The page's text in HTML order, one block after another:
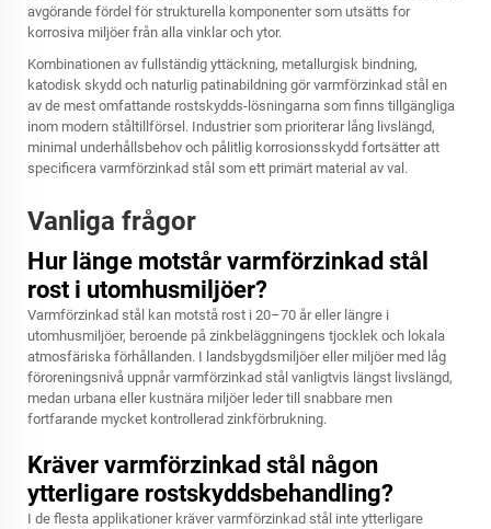
avgörande fördel för strukturella komponenter som utsätts for
korrosiva miljöer från alla vinklar och ytor.
Kombinationen av fullständig yttäckning, metallurgisk bindning,
katodisk skydd och naturlig patinabildning gör varmförzinkad stål en
av de mest omfattande rostskydds-lösningarna som finns tillgängliga
inom modern ståltillförsel. Industrier som prioriterar lång livslängd,
minimal underhållsbehov och pålitlig korrosionsskydd fortsätter att
specificera varmförzinkad stål som ett primärt material av val.
Vanliga frågor
Hur länge motstår varmförzinkad stål
rost i utomhusmiljöer?
Varmförzinkad stål kan motstå rost i 20–70 år eller längre i
utomhusmiljöer, beroende på zinkbeläggningens tjocklek och lokala
atmosfäriska förhållanden. I landsbygdsmiljöer eller miljöer med låg
föroreningsnivå uppnår varmförzinkad stål vanligtvis längst livslängd,
medan urbana eller kustnära miljöer leder till snabbare men
fortfarande mycket kontrollerad zinkförbrukning.
Kräver varmförzinkad stål någon
ytterligare rostskyddsbehandling?
I de flesta applikationer kräver varmförzinkad stål inte ytterligare